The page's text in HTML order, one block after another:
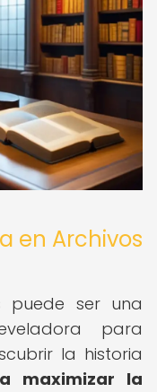
en Archivos
puede ser una
para
la historia
maximizar la